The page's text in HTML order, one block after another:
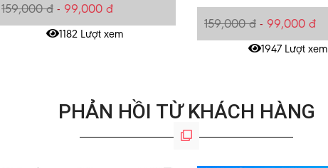
159,000 đ - 99,000 đ
1182 Lượt xem
159,000 đ - 99,000 đ
1947 Lượt xem
PHẢN HỒI TỪ KHÁCH HÀNG